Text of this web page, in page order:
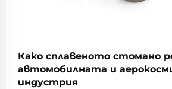
Како сплавеното стомано
автомобилната и
индустрия